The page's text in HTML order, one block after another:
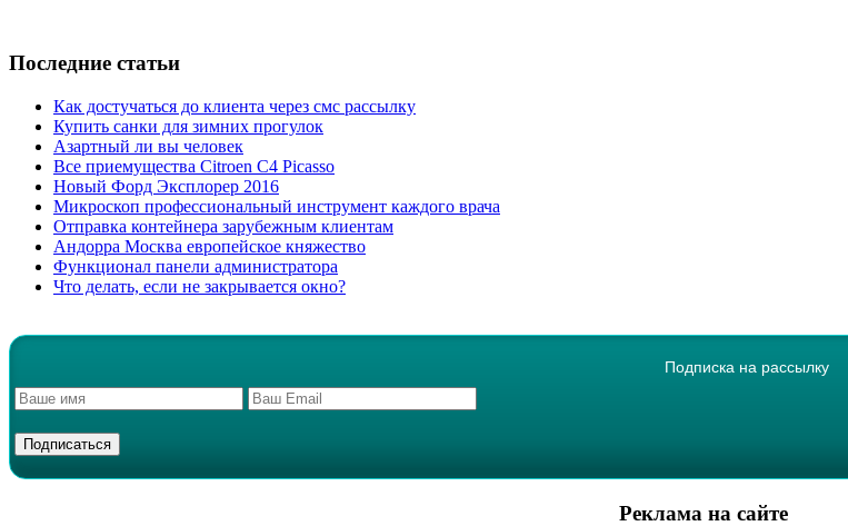
Последние статьи
Как достучаться до клиента через смс рассылку
Купить санки для зимних прогулок
Азартный ли вы человек
Все приемущества Сitroen C4 Picasso
Новый Форд Эксплорер 2016
Микроскоп профессиональный инструмент каждого врача
Отправка контейнера зарубежным клиентам
Андорра Москва европейское княжество
Функционал панели администратора
Что делать, если не закрывается окно?
Подписка на рассылку
Реклама на сайте